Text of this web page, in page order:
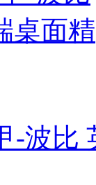
-波比